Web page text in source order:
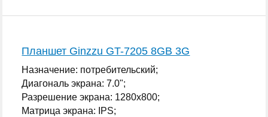
Планшет Ginzzu GT-7205 8GB 3G
Назначение: потребительский;
Диагональ экрана: 7.0";
Разрешение экрана: 1280x800;
Матрица экрана: IPS;